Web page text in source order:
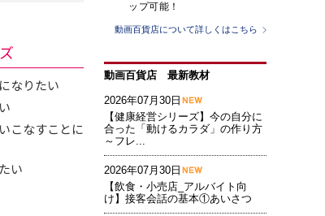
なりたい
こなすことに
い
ップ可能！
動画百貨店について詳しくはこちら
動画百貨店 最新教材
2026年07月30日
【健康経営シリーズ】今の自分に
合った「動けるカラダ」の作り方
～フレ...
2026年07月30日
【飲食・小売店_アルバイト向
け】接客会話の基本①あいさつ